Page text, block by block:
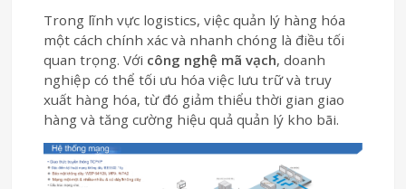
Trong lĩnh vực logistics, việc quản lý hàng hóa
một cách chính xác và nhanh chóng là điều tối
quan trọng. Với công nghệ mã vạch, doanh
nghiệp có thể tối ưu hóa việc lưu trữ và truy
xuất hàng hóa, từ đó giảm thiểu thời gian giao
hàng và tăng cường hiệu quả quản lý kho bãi.